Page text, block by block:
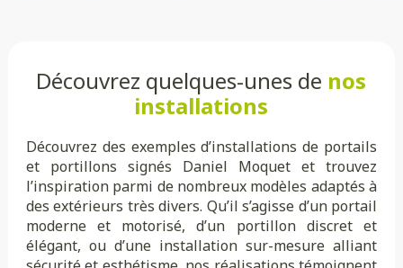
Découvrez quelques-unes de nos
installations
Découvrez des exemples d’installations de portails
et portillons signés Daniel Moquet et trouvez
l’inspiration parmi de nombreux modèles adaptés à
des extérieurs très divers. Qu’il s’agisse d’un portail
moderne et motorisé, d’un portillon discret et
élégant, ou d’une installation sur-mesure alliant